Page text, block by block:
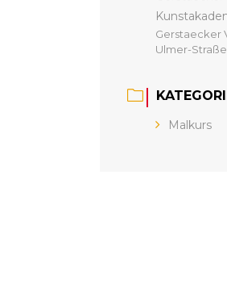
Gerstaecker
Ulmer-
Malkurs